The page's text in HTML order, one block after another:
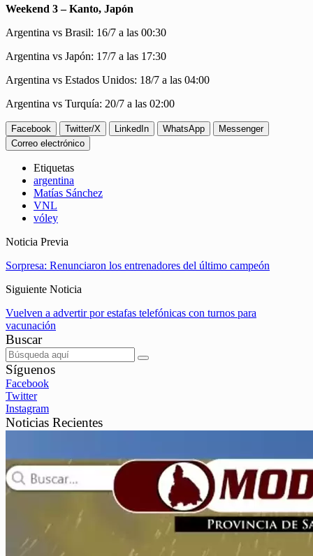
Weekend 3 – Kanto, Japón
Argentina vs Brasil: 16/7 a las 00:30
Argentina vs Japón: 17/7 a las 17:30
Argentina vs Estados Unidos: 18/7 a las 04:00
Argentina vs Turquía: 20/7 a las 02:00
Facebook Twitter/X LinkedIn WhatsApp
Messenger
Correo electrónico
Etiquetas
argentina
Matías Sánchez
VNL
vóley
Noticia Previa
Sorpresa: Renunciaron los entrenadores del último campeón
Siguiente Noticia
Vuelven a advertir por estafas telefónicas con turnos para
vacunación
Buscar
Síguenos
Facebook
Twitter
Instagram
Noticias Recientes